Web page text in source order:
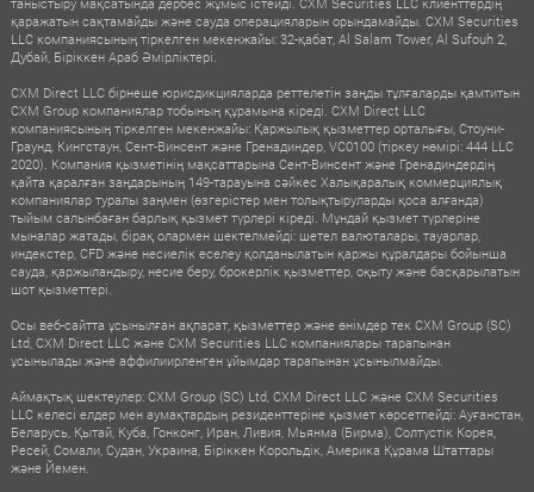
қаражатын сақтамайды және сауда операцияларын орындамайды. CXM Securities
LLC компаниясының тіркелген мекенжайы: 32-қабат, Al Salam Tower, Al Sufouh 2,
Дубай, Біріккен Араб Әмірліктері.
CXM Direct LLC бірнеше юрисдикцияларда реттелетін заңды тұлғаларды қамтитын
CXM Group компаниялар тобының құрамына кіреді. CXM Direct LLC
компаниясының тіркелген мекенжайы: Қаржылық қызметтер орталығы, Стоуни-
Граунд, Кингстаун, Сент-Винсент және Гренадиндер, VC0100 (тіркеу нөмірі: 444 LLC
2020). Компания қызметінің мақсаттарына Сент-Винсент және Гренадиндердің
қайта қаралған заңдарының 149-тарауына сәйкес Халықаралық коммерциялық
компаниялар туралы заңмен (өзгерістер мен толықтыруларды қоса алғанда)
тыйым салынбаған барлық қызмет түрлері кіреді. Мұндай қызмет түрлеріне
мыналар жатады, бірақ олармен шектелмейді: шетел валюталары, тауарлар,
индекстер, CFD және несиелік еселеу қолданылатын қаржы құралдары бойынша
сауда, қаржыландыру, несие беру, брокерлік қызметтер, оқыту және басқарылатын
шот қызметтері.
Осы веб-сайтта ұсынылған ақпарат, қызметтер және өнімдер тек CXM Group (SC)
Ltd, CXM Direct LLC және CXM Securities LLC компаниялары тарапынан
ұсынылады және аффилиирленген ұйымдар тарапынан ұсынылмайды.
Аймақтық шектеулер: CXM Group (SC) Ltd, CXM Direct LLC және CXM Securities
LLC келесі елдер мен аумақтардың резиденттеріне қызмет көрсетпейді: Ауғанстан,
Беларусь, Қытай, Куба, Гонконг, Иран, Ливия, Мьянма (Бирма), Солтүстік Корея,
Ресей, Сомали, Судан, Украина, Біріккен Корольдік, Америка Құрама Штаттары
және Йемен.